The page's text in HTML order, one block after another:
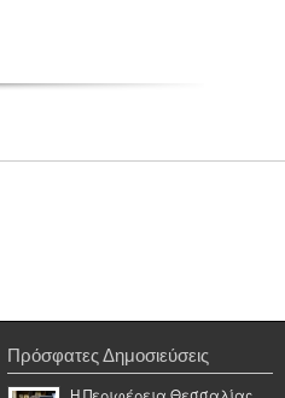
Πρόσφατες Δημοσιεύσεις